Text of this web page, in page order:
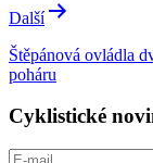
Další
Štěpánová ovládla
poháru
Cyklistické